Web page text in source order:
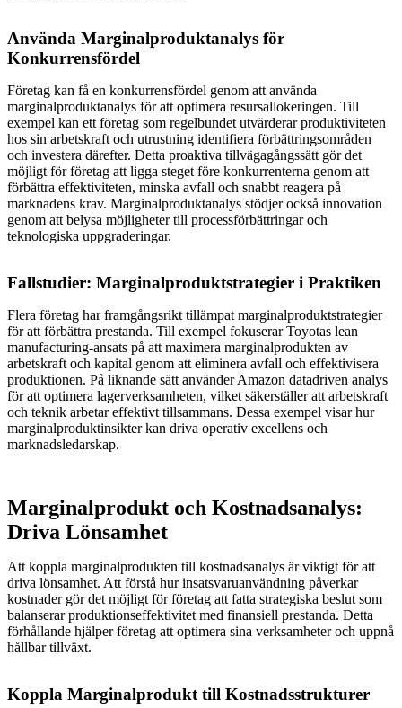
Använda Marginalproduktanalys för
Konkurrensfördel
Företag kan få en konkurrensfördel genom att använda
marginalproduktanalys för att optimera resursallokeringen. Till
exempel kan ett företag som regelbundet utvärderar produktiviteten
hos sin arbetskraft och utrustning identifiera förbättringsområden
och investera därefter. Detta proaktiva tillvägagångssätt gör det
möjligt för företag att ligga steget före konkurrenterna genom att
förbättra effektiviteten, minska avfall och snabbt reagera på
marknadens krav. Marginalproduktanalys stödjer också innovation
genom att belysa möjligheter till processförbättringar och
teknologiska uppgraderingar.
Fallstudier: Marginalproduktstrategier i Praktiken
Flera företag har framgångsrikt tillämpat marginalproduktstrategier
för att förbättra prestanda. Till exempel fokuserar Toyotas lean
manufacturing-ansats på att maximera marginalprodukten av
arbetskraft och kapital genom att eliminera avfall och effektivisera
produktionen. På liknande sätt använder Amazon datadriven analys
för att optimera lagerverksamheten, vilket säkerställer att arbetskraft
och teknik arbetar effektivt tillsammans. Dessa exempel visar hur
marginalproduktinsikter kan driva operativ excellens och
marknadsledarskap.
Marginalprodukt och Kostnadsanalys:
Driva Lönsamhet
Att koppla marginalprodukten till kostnadsanalys är viktigt för att
driva lönsamhet. Att förstå hur insatsvaruanvändning påverkar
kostnader gör det möjligt för företag att fatta strategiska beslut som
balanserar produktionseffektivitet med finansiell prestanda. Detta
förhållande hjälper företag att optimera sina verksamheter och uppnå
hållbar tillväxt.
Koppla Marginalprodukt till Kostnadsstrukturer